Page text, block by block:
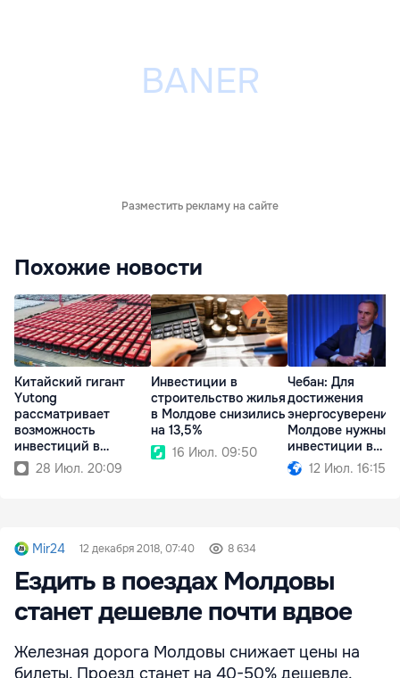
Разместить рекламу на сайте
Похожие новости
Китайский гигант
Yutong
рассматривает
возможность
инвестиций в
Республику Молдова
28 Июл. 20:09
Инвестиции в
строительство жилья
в Молдове снизились
на 13,5%
16 Июл. 09:50
Чебан: Для
достижения
Молдове нужны
инвестиции в
миллиарды евро
12 Июл. 16:15
Mir24 12 декабря 2018, 07:40 8 634
Ездить в поездах Молдовы
станет дешевле почти вдвое
Железная дорога Молдовы снижает цены на
билеты. Проезд станет на 40-50% дешевле.